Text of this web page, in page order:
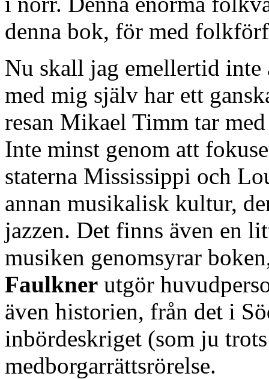
denna bok, för med
Nu skall jag emellertid inte
med mig själv har ett
resan Mikael Timm tar
Inte minst genom att
staterna Mississippi och
annan musikalisk kultur,
jazzen. Det finns även en
musiken genomsyrar
Faulkner utgör
även historien, från det i
inbördeskriget (som ju
medborgarrättsrörelse.